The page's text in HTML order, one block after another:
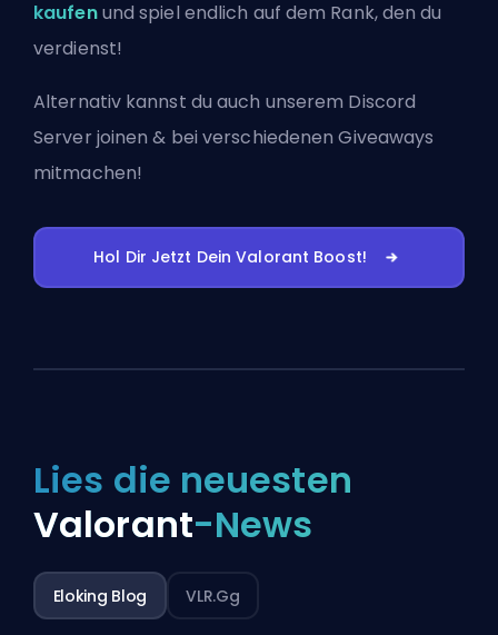
kaufenund spiel endlich auf dem Rank, den du
verdienst!
Alternativ kannst du auch unserem Discord
Server joinen & bei verschiedenen Giveaways
mitmachen!
Hol Dir Jetzt Dein Valorant Boost!
Lies die neuesten
Valorant-News
Eloking Blog VLR.gg